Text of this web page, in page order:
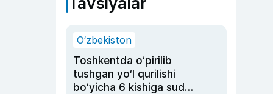
O‘zbekiston
Toshkentda o‘pirilib
tushgan yo‘l qurilishi
bo‘yicha 6 kishiga sud